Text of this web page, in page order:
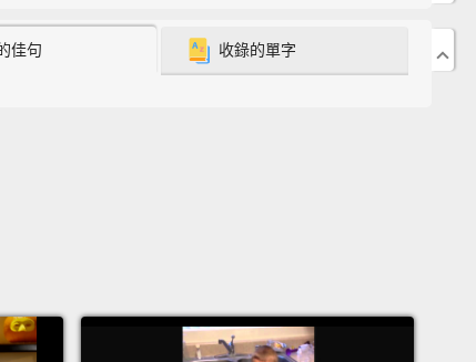
that went.
道你們真正為了什麼而來：把孩子們的萬聖節糖果
我決定這是絕佳時機來告訴她我吃了她全部的萬聖
一下。你們的反應讓我感到很困惑，不過事情是這
佳句 收錄的單字